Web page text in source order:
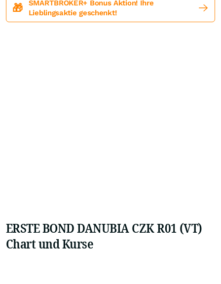
🎁
SMARTBROKER+ Bonus Aktion! Ihre
Lieblingsaktie geschenkt!
ERSTE BOND DANUBIA CZK R01 (VT)
Chart und Kurse